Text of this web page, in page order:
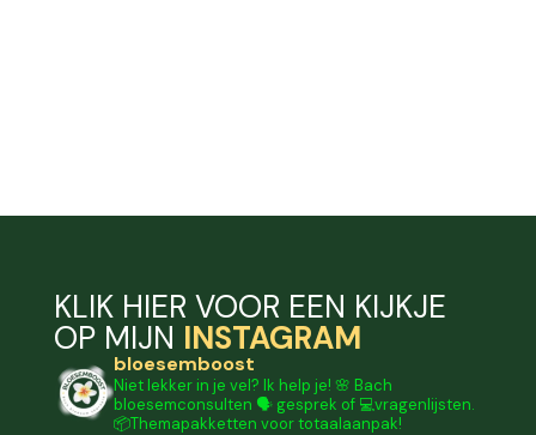
KLIK HIER VOOR EEN KIJKJE
OP MIJN INSTAGRAM
bloesemboost
Niet lekker in je vel? Ik help je! 🌸 Bach
bloesemconsulten 🗣️ gesprek of 💻vragenlijsten.
📦Themapakketten voor totaalaanpak!